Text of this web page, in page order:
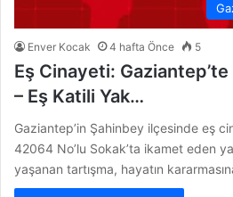
Enver Kocak 4 hafta Önce 5
Eş Cinayeti:
– Eş Katili Yak…
Gaziantep’in Şahinbey ilçesinde eş
42064 No’lu Sokak’ta ikamet eden
yaşanan tartışma, hayatın